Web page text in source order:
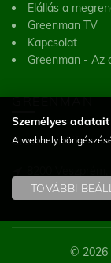
Elállás a
Greenman TV
Kapcsolat
Greenman - Az
GREENMAN
Greenman Kft.
(Figyelem!
© 2026
Személyes
A webhely
TOVÁBBI